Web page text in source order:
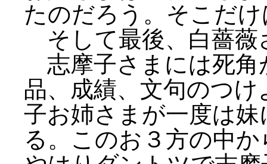
たのだろう。そこだ
そして最後、白薔薇
志摩子さまには死角
品、成績、文句のつ
子お姉さまが一度は
る。このお３方の中